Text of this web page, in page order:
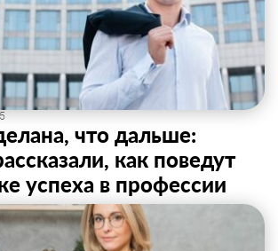
что дальше:
как поведут
успеха в профессии